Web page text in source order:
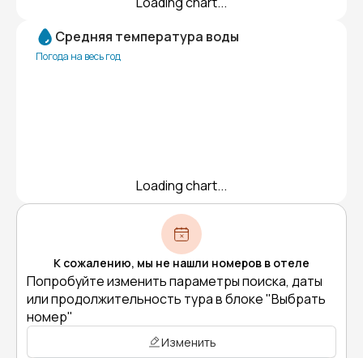
Средняя температура воды
Погода на весь год
Loading chart...
К сожалению, мы не нашли номеров в отеле
Попробуйте изменить параметры поиска, даты
или продолжительность тура в блоке "Выбрать
номер"
Изменить